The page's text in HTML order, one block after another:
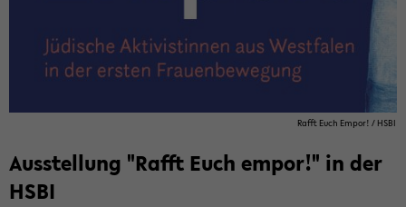
Rafft Euch Empor! / HSBI
Aus­stel­lung "Rafft Euch empor!" in der
HSBI